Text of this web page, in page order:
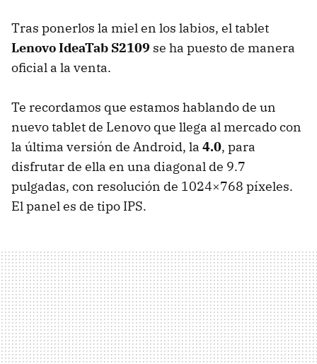
Tras ponerlos la miel en los labios, el tablet
Lenovo IdeaTab S2109 se ha puesto de manera
oficial a la venta.
Te recordamos que estamos hablando de un
nuevo tablet de Lenovo que llega al mercado con
la última versión de Android, la 4.0, para
disfrutar de ella en una diagonal de 9.7
pulgadas, con resolución de 1024×768 píxeles.
El panel es de tipo IPS.